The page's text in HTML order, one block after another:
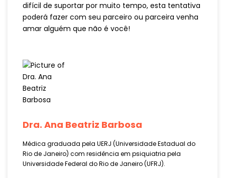
difícil de suportar por muito tempo, esta tentativa
poderá fazer com seu parceiro ou parceira venha
amar alguém que não é você!
Dra. Ana Beatriz Barbosa
Médica graduada pela UERJ (Universidade Estadual do
Rio de Janeiro) com residência em psiquiatria pela
Universidade Federal do Rio de Janeiro (UFRJ).